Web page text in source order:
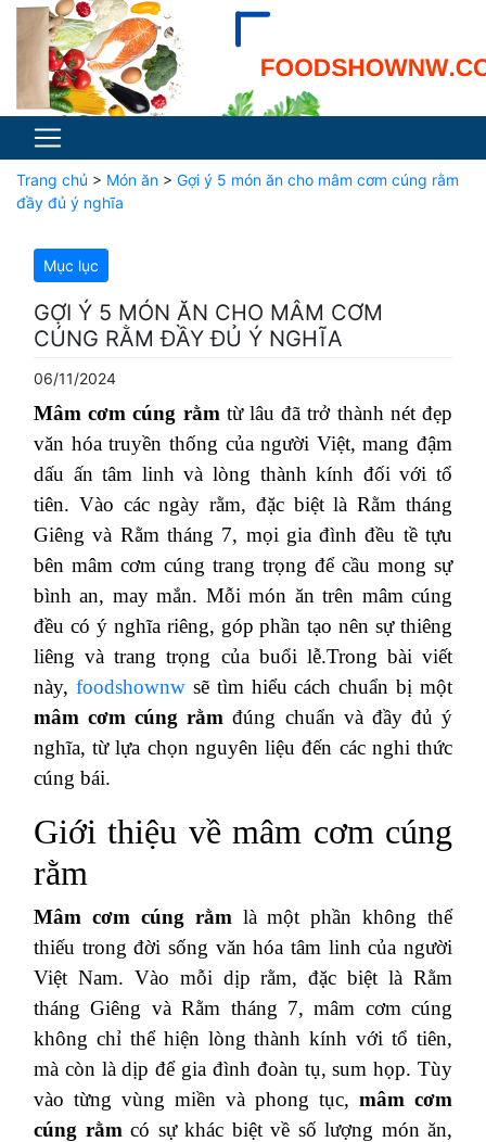
Trang chủ > Món ăn > Gợi ý 5 món ăn cho mâm cơm cúng rằm
đầy đủ ý nghĩa
Mục lục
GỢI Ý 5 MÓN ĂN CHO MÂM CƠM
CÚNG RẰM ĐẦY ĐỦ Ý NGHĨA
06/11/2024
Mâm cơm cúng rằm từ lâu đã trở thành nét đẹp
văn hóa truyền thống của người Việt, mang đậm
dấu ấn tâm linh và lòng thành kính đối với tổ
tiên. Vào các ngày rằm, đặc biệt là Rằm tháng
Giêng và Rằm tháng 7, mọi gia đình đều tề tựu
bên mâm cơm cúng trang trọng để cầu mong sự
bình an, may mắn. Mỗi món ăn trên mâm cúng
đều có ý nghĩa riêng, góp phần tạo nên sự thiêng
liêng và trang trọng của buổi lễ.Trong bài viết
này, foodshownwsẽ tìm hiểu cách chuẩn bị một
mâm cơm cúng rằm đúng chuẩn và đầy đủ ý
nghĩa, từ lựa chọn nguyên liệu đến các nghi thức
cúng bái.
Giới thiệu về mâm cơm cúng
rằm
Mâm cơm cúng rằm là một phần không thể
thiếu trong đời sống văn hóa tâm linh của người
Việt Nam. Vào mỗi dịp rằm, đặc biệt là Rằm
tháng Giêng và Rằm tháng 7, mâm cơm cúng
không chỉ thể hiện lòng thành kính với tổ tiên,
mà còn là dịp để gia đình đoàn tụ, sum họp. Tùy
vào từng vùng miền và phong tục, mâm cơm
cúng rằm có sự khác biệt về số lượng món ăn,